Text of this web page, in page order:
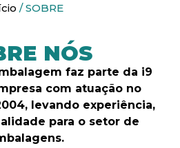
/ SOBRE
NÓS
faz parte da i9
com atuação no
levando experiência,
para o setor de